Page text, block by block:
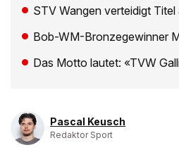
STV Wangen verteidigt
Bob-WM-Bronzegewinner
Das Motto lautet: «TVW
Pascal Keusch
Redaktor Sport